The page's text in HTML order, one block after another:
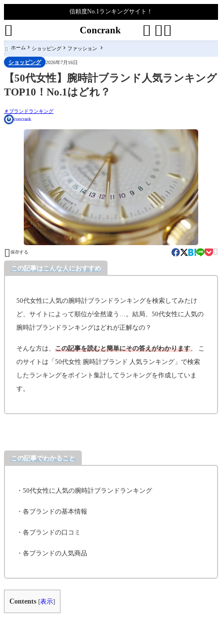
信頼度No.1ランキングサイト！
Concrank  

 ホーム ショッピング ファッション
ショッピング 2026年7月16日
【50代女性】腕時計ブランド人気ランキング
TOP10！No.1はどれ？
ブランドランキング
concrank
 保存する 
この記事はこんな人におすすめ
50代女性に人気の腕時計ブランドランキングを検索してみたけ
ど、サイトによって順位が全然違う…。結局、50代女性に人気の
腕時計ブランドランキングはどれが正解なの？
そんな方は、 この記事を読むと簡単にその答えがわかります。 こ
のサイトは「50代女性 腕時計ブランド 人気ランキング」で検索
したランキングをポイント集計してランキングを作成していま
す。
この記事でわかること
・50代女性に人気の腕時計ブランドランキング
・各ブランドの基本情報
・各ブランドの口コミ
・各ブランドの人気商品
Contents [表示]